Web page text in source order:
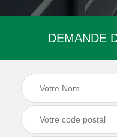
DEMANDE